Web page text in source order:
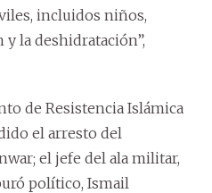
incluidos niños,
la deshidratación”,
de Resistencia Islámica
el arresto del
el jefe del ala militar,
político, Ismail